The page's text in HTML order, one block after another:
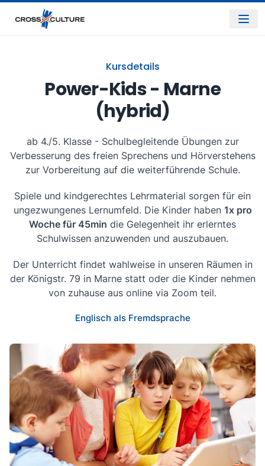
Kursdetails
Power-Kids - Marne
(hybrid)
ab 4./5. Klasse - Schulbegleitende Übungen zur
Verbesserung des freien Sprechens und Hörverstehens
zur Vorbereitung auf die weiterführende Schule.
Spiele und kindgerechtes Lehrmaterial sorgen für ein
ungezwungenes Lernumfeld. Die Kinder haben 1x pro
Woche für 45min die Gelegenheit ihr erlerntes
Schulwissen anzuwenden und auszubauen.
Der Unterricht findet wahlweise in unseren Räumen in
der Königstr. 79 in Marne statt oder die Kinder nehmen
von zuhause aus online via Zoom teil.
Englisch als Fremdsprache